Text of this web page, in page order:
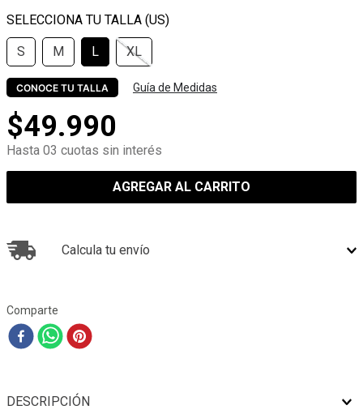
S M L XL
CONOCE TU TALLA Guía de Medidas
$49.990
Hasta 03 cuotas sin interés
AGREGAR AL CARRITO
Calcula tu envío
Comparte
DESCRIPCIÓN